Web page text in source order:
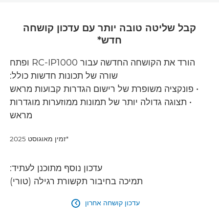
קבל שליטה טובה יותר עם עדכון קושחה
חדש*
הורד את הקושחה החדשה עבור RC-IP1000 ופתח
שורה של תכונות חדשות כולל:
• פונקציה משופרת של רישום הגדרות קבועות מראש
• תצוגה גדולה יותר של תמונות ממוזערות מוגדרות
מראש
*זמין מאוגוסט 2025
עדכון נוסף מתוכנן לעתיד:
תמיכה בחיבור תקשורת רגילה (טורי)
עדכון קושחה אחרון 